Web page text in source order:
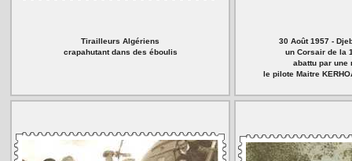
Tirailleurs Algériens
crapahutant dans des éboulis
30 Août 1957 -
un Corsair de la
abattu par une
le pilote Maitre